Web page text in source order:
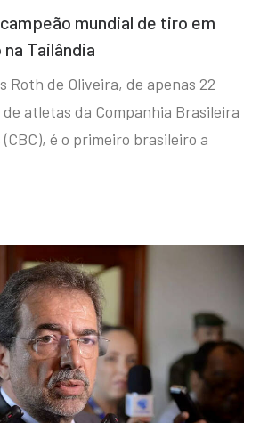
mundial de tiro em
Tailândia
Roth de Oliveira, de apenas 22
atletas da Companhia Brasileira
é o primeiro brasileiro a